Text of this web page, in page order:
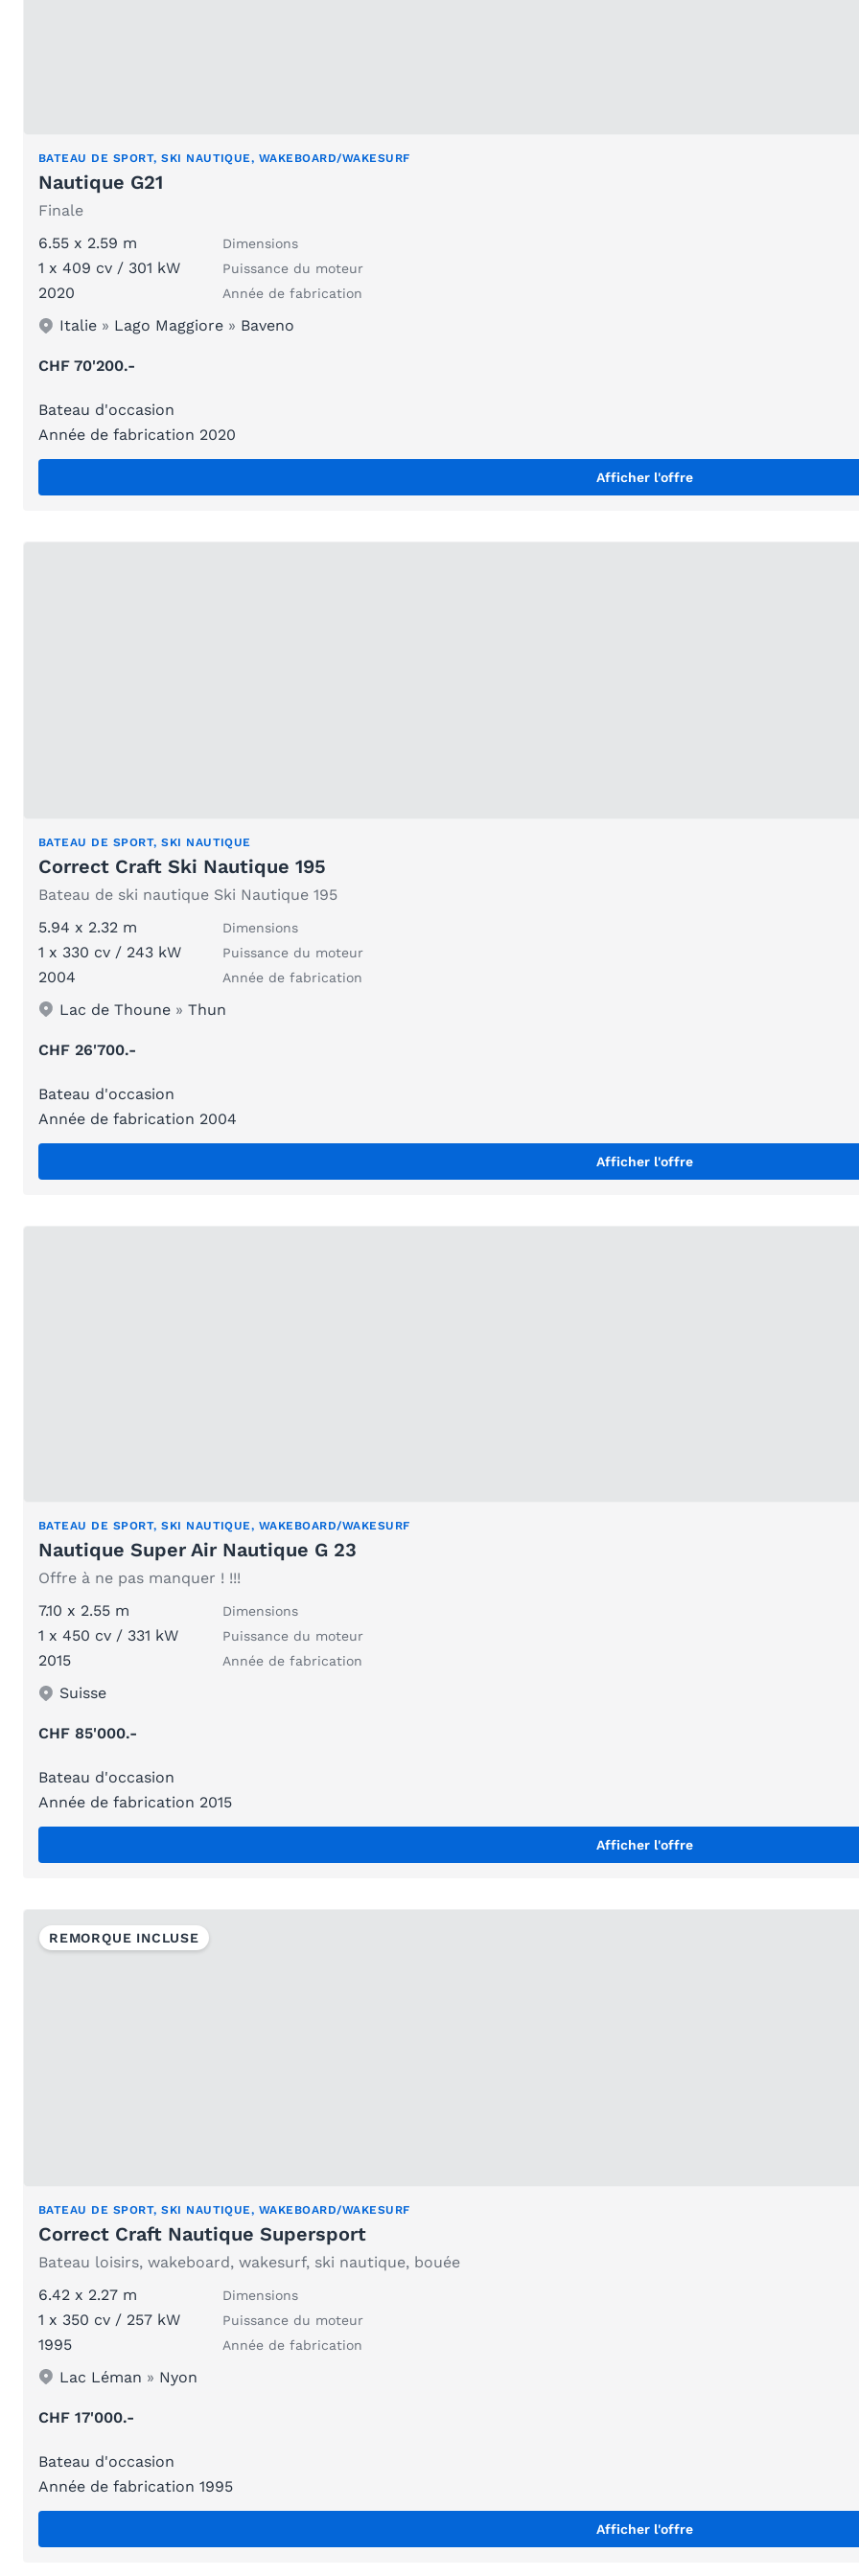
BATEAU DE SPORT, SKI NAUTIQUE, WAKEBOARD/WAKESURF
Nautique G21
Finale
6.55 x 2.59 m
Dimensions
1 x 409 cv / 301 kW Puissance du moteur
2020 Année de fabrication
Italie » Lago Maggiore » Baveno
CHF 70'200.-
Bateau d'occasion
Année de fabrication 2020
Afficher l'offre
BATEAU DE SPORT, SKI NAUTIQUE
Correct Craft Ski Nautique 195
Bateau de ski nautique Ski Nautique 195
5.94 x 2.32 m
Dimensions
1 x 330 cv / 243 kW Puissance du moteur
2004 Année de fabrication
Lac de Thoune »Thun
CHF 26'700.-
Bateau d'occasion
Année de fabrication 2004
Afficher l'offre
BATEAU DE SPORT, SKI NAUTIQUE, WAKEBOARD/WAKESURF
Nautique Super Air Nautique G 23
Offre à ne pas manquer ! !!!
7.10 x 2.55 m
Dimensions
1 x 450 cv / 331 kW Puissance du moteur
2015 Année de fabrication
Suisse
CHF 85'000.-
Bateau d'occasion
Année de fabrication 2015
Afficher l'offre
REMORQUE INCLUSE
BATEAU DE SPORT, SKI NAUTIQUE, WAKEBOARD/WAKESURF
Correct Craft Nautique Supersport
Bateau loisirs, wakeboard, wakesurf, ski nautique, bouée
6.42 x 2.27 m
Dimensions
1 x 350 cv / 257 kW Puissance du moteur
1995 Année de fabrication
Lac Léman » Nyon
CHF 17'000.-
Bateau d'occasion
Année de fabrication 1995
Afficher l'offre